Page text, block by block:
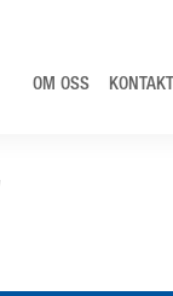
OM OSS KONTAKT